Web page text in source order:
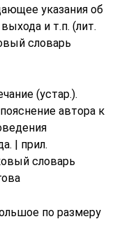
указания об
и т.п. (лит.
словарь
(устар.).
автора к
| прил.
словарь
по размеру